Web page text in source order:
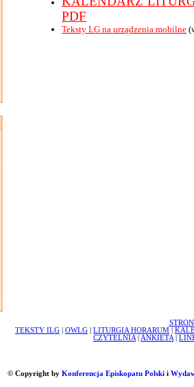
PDF
Teksty LG na urządzenia mobilne
TEKSTY ILG
OWLG LITURGIA HORARUM
CZYTELNIA
ANKIETA
© Copyright by Konferencja Episkopatu Polskii